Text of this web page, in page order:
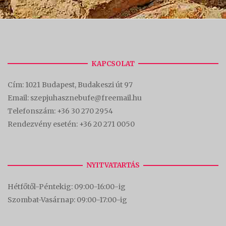
KAPCSOLAT
Cím: 1021 Budapest, Budakeszi út 97
Email: szepjuhasznebufe@freemail.hu
Telefonszám: +36 30 270 2954
Rendezvény esetén: +36 20 271 0050
NYITVATARTÁS
Hétfőtől-Péntekig: 09:00-16:00-ig
Szombat-Vasárnap: 09:00-17:00-ig